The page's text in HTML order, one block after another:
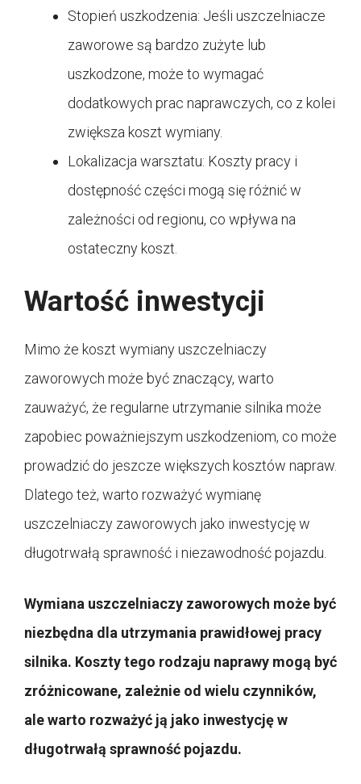
Stopień uszkodzenia: Jeśli uszczelniacze
zaworowe są bardzo zużyte lub
uszkodzone, może to wymagać
dodatkowych prac naprawczych, co z kolei
zwiększa koszt wymiany.
Lokalizacja warsztatu: Koszty pracy i
dostępność części mogą się różnić w
zależności od regionu, co wpływa na
ostateczny koszt.
Wartość inwestycji
Mimo że koszt wymiany uszczelniaczy
zaworowych może być znaczący, warto
zauważyć, że regularne utrzymanie silnika może
zapobiec poważniejszym uszkodzeniom, co może
prowadzić do jeszcze większych kosztów napraw.
Dlatego też, warto rozważyć wymianę
uszczelniaczy zaworowych jako inwestycję w
długotrwałą sprawność i niezawodność pojazdu.
Wymiana uszczelniaczy zaworowych może być
niezbędna dla utrzymania prawidłowej pracy
silnika. Koszty tego rodzaju naprawy mogą być
zróżnicowane, zależnie od wielu czynników,
ale warto rozważyć ją jako inwestycję w
długotrwałą sprawność pojazdu.